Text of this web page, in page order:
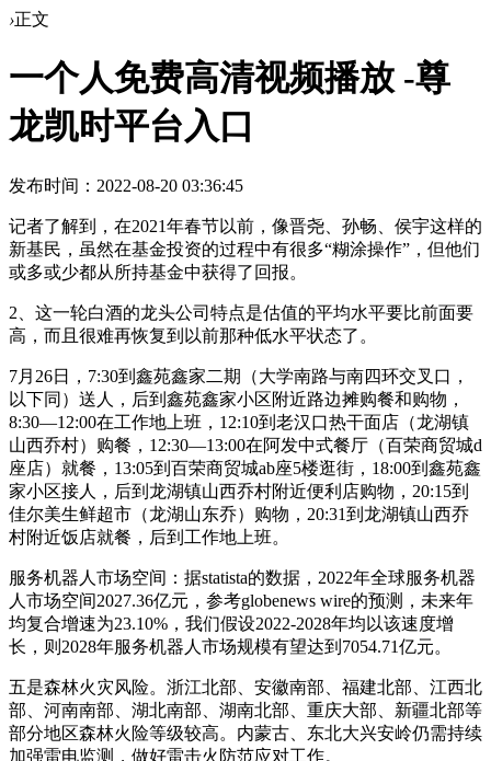
›正文
一个人免费高清视频播放 -尊
龙凯时平台入口
发布时间：2022-08-20 03:36:45
记者了解到，在2021年春节以前，像晋尧、孙畅、侯宇这样的
新基民，虽然在基金投资的过程中有很多“糊涂操作”，但他们
或多或少都从所持基金中获得了回报。
2、这一轮白酒的龙头公司特点是估值的平均水平要比前面要
高，而且很难再恢复到以前那种低水平状态了。
7月26日，7:30到鑫苑鑫家二期（大学南路与南四环交叉口，
以下同）送人，后到鑫苑鑫家小区附近路边摊购餐和购物，
8:30—12:00在工作地上班，12:10到老汉口热干面店（龙湖镇
山西乔村）购餐，12:30—13:00在阿发中式餐厅（百荣商贸城d
座店）就餐，13:05到百荣商贸城ab座5楼逛街，18:00到鑫苑鑫
家小区接人，后到龙湖镇山西乔村附近便利店购物，20:15到
佳尔美生鲜超市（龙湖山东乔）购物，20:31到龙湖镇山西乔
村附近饭店就餐，后到工作地上班。
服务机器人市场空间：据statista的数据，2022年全球服务机器
人市场空间2027.36亿元，参考globenews wire的预测，未来年
均复合增速为23.10%，我们假设2022-2028年均以该速度增
长，则2028年服务机器人市场规模有望达到7054.71亿元。
五是森林火灾风险。浙江北部、安徽南部、福建北部、江西北
部、河南南部、湖北南部、湖南北部、重庆大部、新疆北部等
部分地区森林火险等级较高。内蒙古、东北大兴安岭仍需持续
加强雷电监测，做好雷击火防范应对工作。